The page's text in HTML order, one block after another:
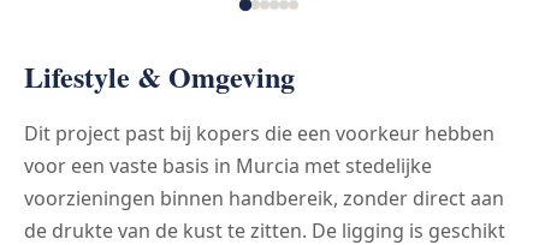
Lifestyle & Omgeving
Dit project past bij kopers die een voorkeur hebben
voor een vaste basis in Murcia met stedelijke
voorzieningen binnen handbereik, zonder direct aan
de drukte van de kust te zitten. De ligging is geschikt